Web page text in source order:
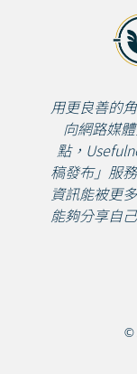
用更良善的
向網路媒
點，
稿發布」服
資訊能被更
能夠分享自
©